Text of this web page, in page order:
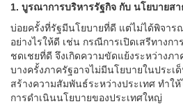
1. บูรณาการบริหารรัฐกิจ กับ นโยบายส
บ่อยครั้งที่รัฐมีนโยบายที่ดี แต่ไม่ได้พิจาร
อย่างไรให้ดี เช่น กรณีการเปิดเสรีทางก
ชดเชยที่ดี จึงเกิดความขัดแย้งระหว่างภ
บางครั้งภาครัฐอาจไม่มีนโยบายในประ
สร้างความสัมพันธ์ระหว่างประเทศ ทำใ
การดำเนินนโยบายของประเทศใหญ่